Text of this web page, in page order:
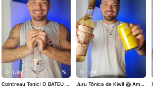
1.8K
Cointreau Tonic! O BATEU VI
1.4K
Juru Tônica de Kiwi! 🥝 Ama